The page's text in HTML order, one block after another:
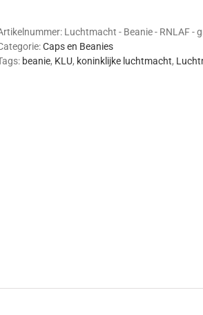
grijs)
aantal
Luchtmacht - Beanie - RNLAF -
Caps en Beanies
beanie, KLU, koninklijke luchtmacht,